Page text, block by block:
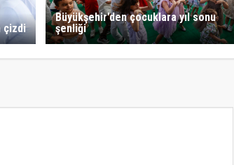
çizdi
Büyükşehir’den çocuklara yıl sonu
şenliği